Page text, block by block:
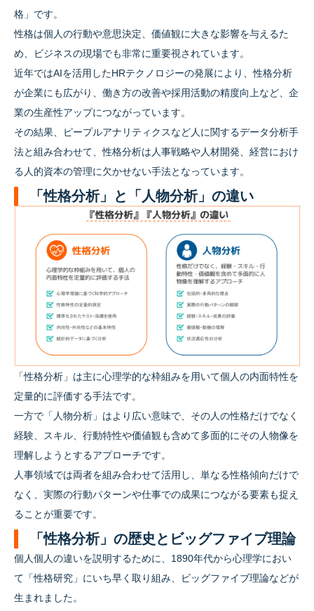
格」です。
性格は個人の行動や意思決定、価値観に大きな影響を与えるた
め、ビジネスの現場でも非常に重要視されています。
近年ではAIを活用したHRテクノロジーの発展により、性格分析
が企業にも広がり、働き方の改善や採用活動の精度向上など、企
業の生産性アップにつながっています。
その結果、ピープルアナリティクスなど人に関するデータ分析手
法と組み合わせて、性格分析は人事戦略や人材開発、経営におけ
る人的資本の管理に欠かせない手法となっています。
「性格分析」と「人物分析」の違い
「性格分析」は主に心理学的な枠組みを用いて個人の内面特性を
定量的に評価する手法です。
一方で「人物分析」はより広い意味で、その人の性格だけでなく
経験、スキル、行動特性や価値観も含めて多面的にその人物像を
理解しようとするアプローチです。
人事領域では両者を組み合わせて活用し、単なる性格傾向だけで
なく、実際の行動パターンや仕事での成果につながる要素も捉え
ることが重要です。
「性格分析」の歴史とビッグファイブ理論
個人個人の違いを説明するために、1890年代から心理学におい
て「性格研究」にいち早く取り組み、ビッグファイブ理論などが
生まれました。